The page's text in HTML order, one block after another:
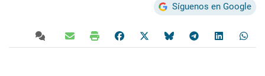
Síguenos en Google